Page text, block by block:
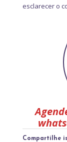
esclarecer o
Compartilhe